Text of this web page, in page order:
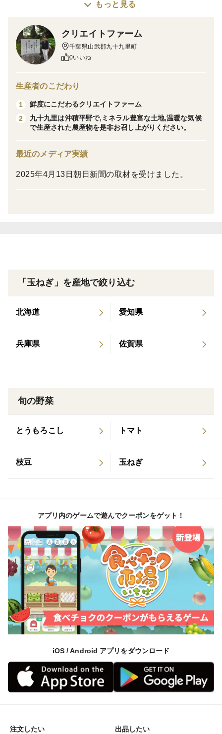
産地の特徴は自然豊かな温暖でミネラル豊富な九十九里
沖積平野です。
もっと見る
クリエイトファーム
千葉県山武郡九十九里町
0いいね
生産者のこだわり
1
鮮度にこだわるクリエイトファーム
2
九十九里は沖積平野で,ミネラル豊富な土地,温暖な気候
で生産された農産物を是非お召し上がりください。
最近のメディア実績
2025年4月13日朝日新聞の取材を受けました。
「玉ねぎ」を産地で絞り込む
北海道 愛知県
兵庫県 佐賀県
旬の野菜
とうもろこし トマト
枝豆 玉ねぎ
アプリ内のゲームで遊んでクーポンをゲット！
iOS / Android アプリをダウンロード
注文したい 出品したい